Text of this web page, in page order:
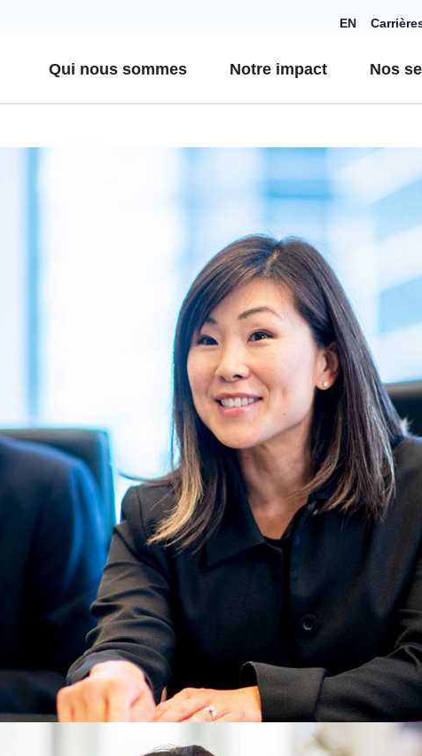
EN
Qui nous sommes Notre impact Nos